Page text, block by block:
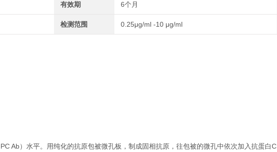
有效期 6个月
检测范围 0.25μg/ml -10 μg/ml
Ab）水平。用纯化的抗原包被微孔板，制成固相抗原，往包被的微孔中依次加入抗蛋白C